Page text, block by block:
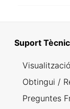
Suport Tècnic
Obtingui /
Preguntes